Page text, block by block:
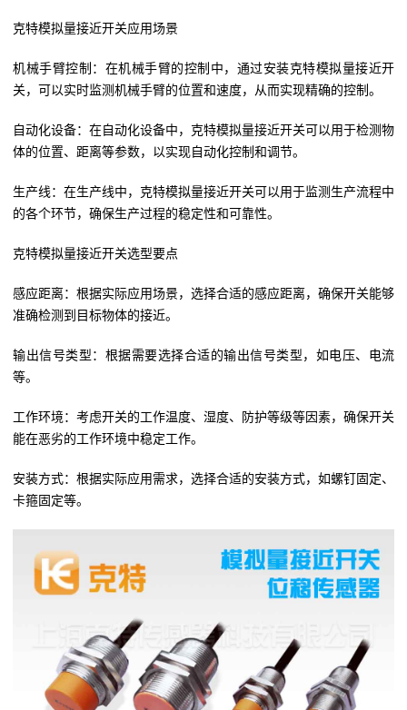
克特模拟量接近开关应用场景
机械手臂控制：在机械手臂的控制中，通过安装克特模拟量接近开
关，可以实时监测机械手臂的位置和速度，从而实现精确的控制。
自动化设备：在自动化设备中，克特模拟量接近开关可以用于检测物
体的位置、距离等参数，以实现自动化控制和调节。
生产线：在生产线中，克特模拟量接近开关可以用于监测生产流程中
的各个环节，确保生产过程的稳定性和可靠性。
克特模拟量接近开关选型要点
感应距离：根据实际应用场景，选择合适的感应距离，确保开关能够
准确检测到目标物体的接近。
输出信号类型：根据需要选择合适的输出信号类型，如电压、电流
等。
工作环境：考虑开关的工作温度、湿度、防护等级等因素，确保开关
能在恶劣的工作环境中稳定工作。
安装方式：根据实际应用需求，选择合适的安装方式，如螺钉固定、
卡箍固定等。